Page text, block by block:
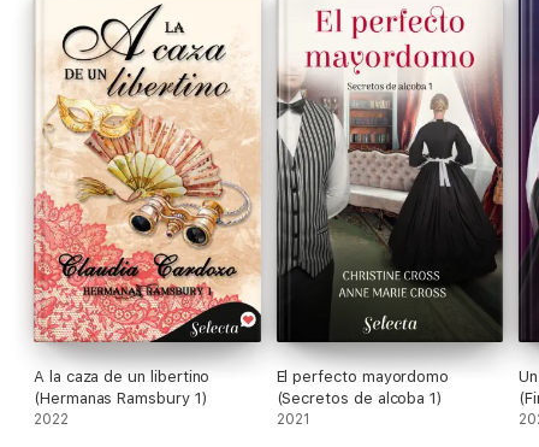
A la caza de un libertino
(Hermanas Ramsbury 1)
2022
El perfecto mayordomo
(Secretos de alcoba 1)
2021